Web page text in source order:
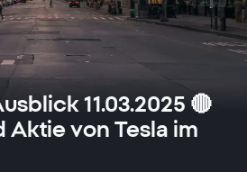
11.03.2025 🔴
Aktie von Tesla im